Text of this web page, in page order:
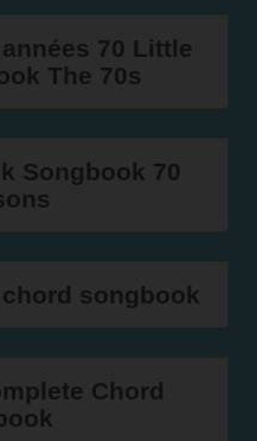
70 Little
The 70s
Songbook 70
songbook
Chord